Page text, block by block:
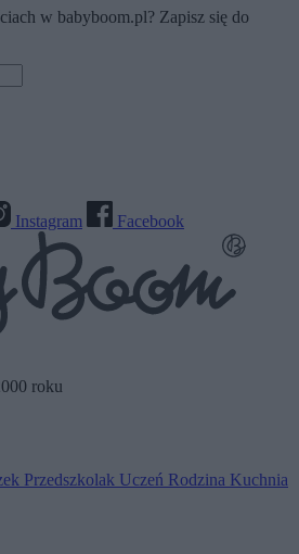
w babyboom.pl? Zapisz się do
Instagram Facebook
roku
Przedszkolak Uczeń Rodzina Kuchnia